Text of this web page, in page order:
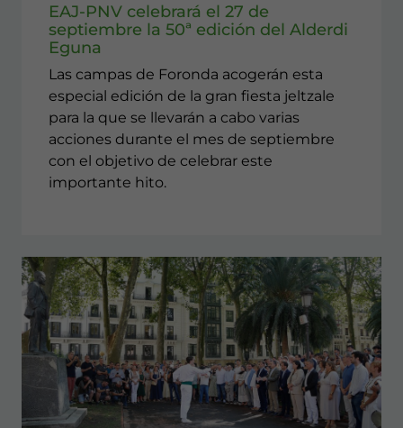
EAJ-PNV celebrará el 27 de
septiembre la 50ª edición del Alderdi
Eguna
Las campas de Foronda acogerán esta
especial edición de la gran fiesta jeltzale
para la que se llevarán a cabo varias
acciones durante el mes de septiembre
con el objetivo de celebrar este
importante hito.